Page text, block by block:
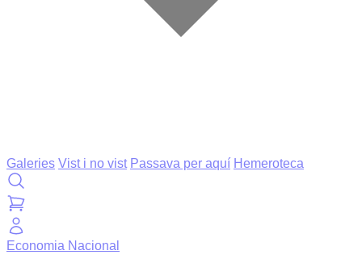
Galeries Vist i no vist Passava per aquí Hemeroteca
Economia Nacional